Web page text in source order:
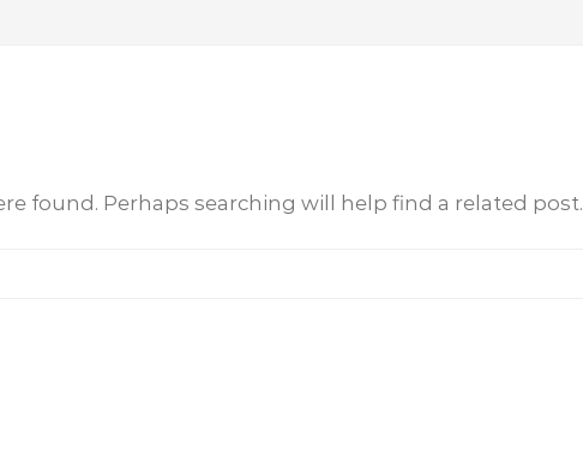
found. Perhaps searching will help find a related post.